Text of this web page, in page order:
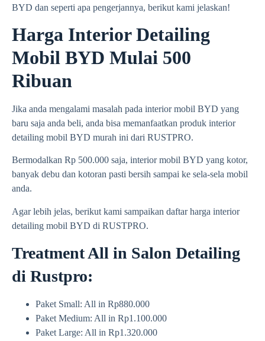
BYD dan seperti apa pengerjannya, berikut kami jelaskan!
Harga Interior Detailing
Mobil BYD Mulai 500
Ribuan
Jika anda mengalami masalah pada interior mobil BYD yang
baru saja anda beli, anda bisa memanfaatkan produk interior
detailing mobil BYD murah ini dari RUSTPRO.
Bermodalkan Rp 500.000 saja, interior mobil BYD yang kotor,
banyak debu dan kotoran pasti bersih sampai ke sela-sela mobil
anda.
Agar lebih jelas, berikut kami sampaikan daftar harga interior
detailing mobil BYD di RUSTPRO.
Treatment All in Salon Detailing
di Rustpro:
Paket Small: All in Rp880.000
Paket Medium: All in Rp1.100.000
Paket Large: All in Rp1.320.000